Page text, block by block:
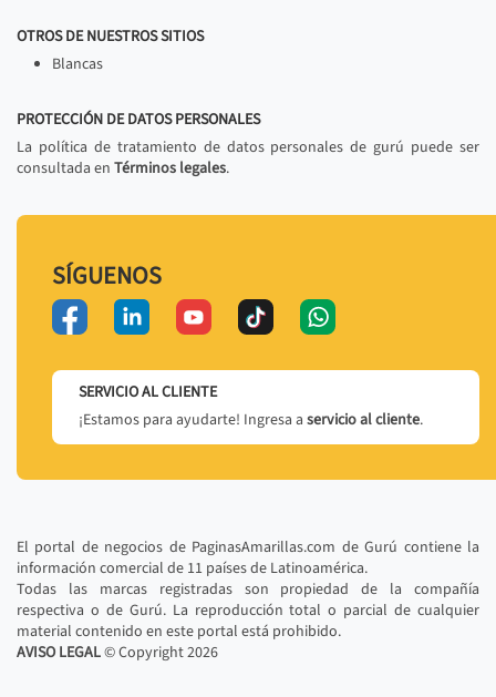
OTROS DE NUESTROS SITIOS
Blancas
PROTECCIÓN DE DATOS PERSONALES
La política de tratamiento de datos personales de gurú puede ser
consultada en Términos legales.
SÍGUENOS
SERVICIO AL CLIENTE
¡Estamos para ayudarte! Ingresa a servicio al cliente.
El portal de negocios de PaginasAmarillas.com de Gurú contiene la
información comercial de 11 países de Latinoamérica.
Todas las marcas registradas son propiedad de la compañía
respectiva o de Gurú. La reproducción total o parcial de cualquier
material contenido en este portal está prohibido.
AVISO LEGAL© Copyright2026